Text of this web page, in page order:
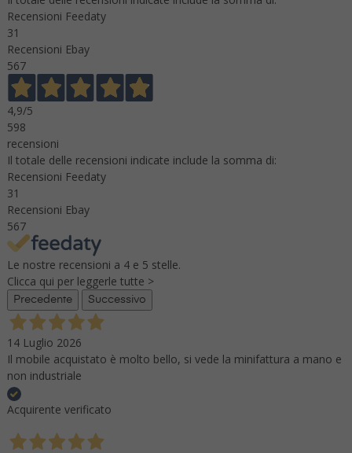
Recensioni Feedaty
31
Recensioni Ebay
567
4,9/5
598
recensioni
Il totale delle recensioni indicate include la somma di:
Recensioni Feedaty
31
Recensioni Ebay
567
Le nostre recensioni a 4 e 5 stelle.
Clicca qui per leggerle tutte >
Precedente Successivo
14 Luglio 2026
Il mobile acquistato è molto bello, si vede la minifattura a mano e
non industriale
Acquirente verificato